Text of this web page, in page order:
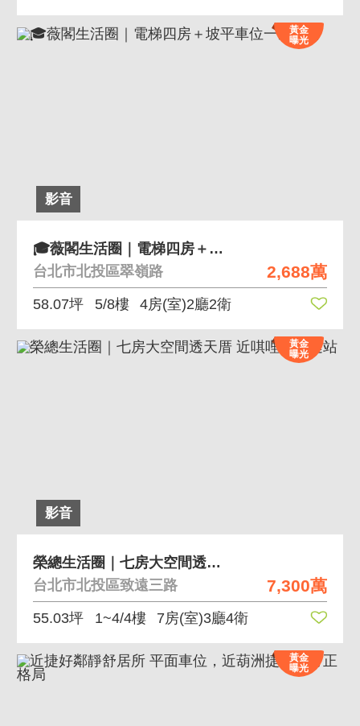
影音
黃金
曝光
2,688萬
🎓薇閣生活圈｜電梯四房＋坡平車位一次擁有
台北市北投區翠嶺路
58.07坪 5/8樓 4房(室)2廳2衛
影音
黃金
曝光
7,300萬
榮總生活圈｜七房大空間透天厝 近唭哩岸捷運站
台北市北投區致遠三路
55.03坪 1~4/4樓 7房(室)3廳4衛
黃金
曝光